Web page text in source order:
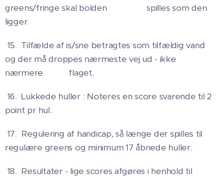
greens/fringe skal bolden spilles som den
ligger.
15. Tilfælde af is/sne betragtes som tilfældig vand
og der må droppes nærmeste vej ud - ikke
nærmere flaget.
16. Lukkede huller : Noteres en score svarende til 2
point pr hul.
17. Regulering af handicap, så længe der spilles til
regulære greens og minimum 17 åbnede huller.
18. Resultater - lige scores afgøres i henhold til